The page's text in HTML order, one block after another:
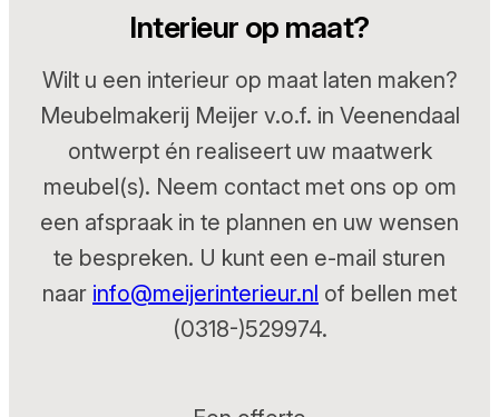
Interieur op maat?
Wilt u een interieur op maat laten maken?
Meubelmakerij Meijer v.o.f. in Veenendaal
ontwerpt én realiseert uw maatwerk
meubel(s). Neem contact met ons op om
een afspraak in te plannen en uw wensen
te bespreken. U kunt een e-mail sturen
naar info@meijerinterieur.nl of bellen met
(0318-)529974.